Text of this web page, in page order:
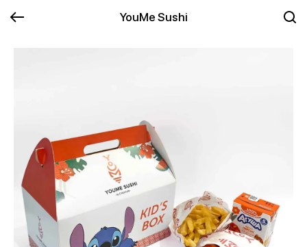
YouMe Sushi